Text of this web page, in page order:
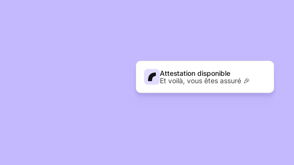
Attestation disponible
Et voilà, vous êtes assuré 🎉